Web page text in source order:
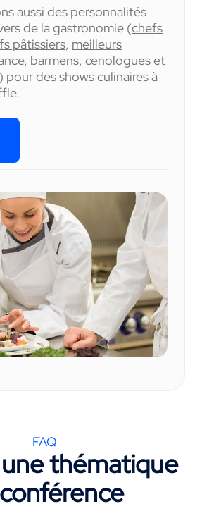
aussi des personnalités
de la gastronomie (chefs
pâtissiers, meilleurs
, barmens, œnologues et
pour desshows culinairesà
FAQ
thématique